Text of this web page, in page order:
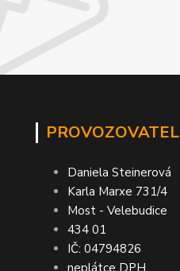
PROVOZOVATEL
Daniela Steinerová
Karla Marxe 731/4
Most - Velebudice
434 01
IČ: 04794826
neplátce DPH